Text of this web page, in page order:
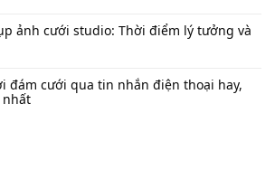
ảnh cưới studio: Thời điểm lý tưởng và
đám cưới qua tin nhắn​ điện thoại hay,
nhất